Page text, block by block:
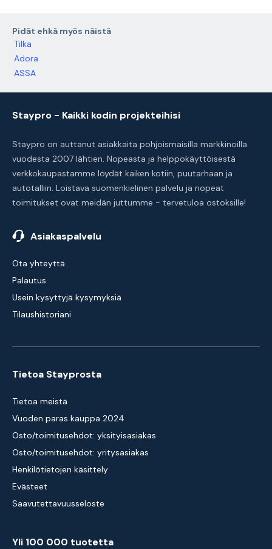
Pidät ehkä myös näistä
Tilka
Adora
ASSA
Staypro - Kaikki kodin projekteihisi
Staypro on auttanut asiakkaita pohjoismaisilla markkinoilla
vuodesta 2007 lähtien. Nopeasta ja helppokäyttöisestä
verkkokaupastamme löydät kaiken kotiin, puutarhaan ja
autotalliin. Loistava suomenkielinen palvelu ja nopeat
toimitukset ovat meidän juttumme - tervetuloa ostoksille!
Asiakaspalvelu
Ota yhteyttä
Palautus
Usein kysyttyjä kysymyksiä
Tilaushistoriani
Tietoa Stayprosta
Tietoa meistä
Vuoden paras kauppa 2024
Osto/toimitusehdot: yksityisasiakas
Osto/toimitusehdot: yritysasiakas
Henkilötietojen käsittely
Evästeet
Saavutettavuusseloste
Yli 100 000 tuotetta